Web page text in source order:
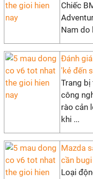
Chiếc
Nam do
Đánh
'kẻ đến
Trang bị
công
rào cản
khi ...
Mazda
cần
Loại